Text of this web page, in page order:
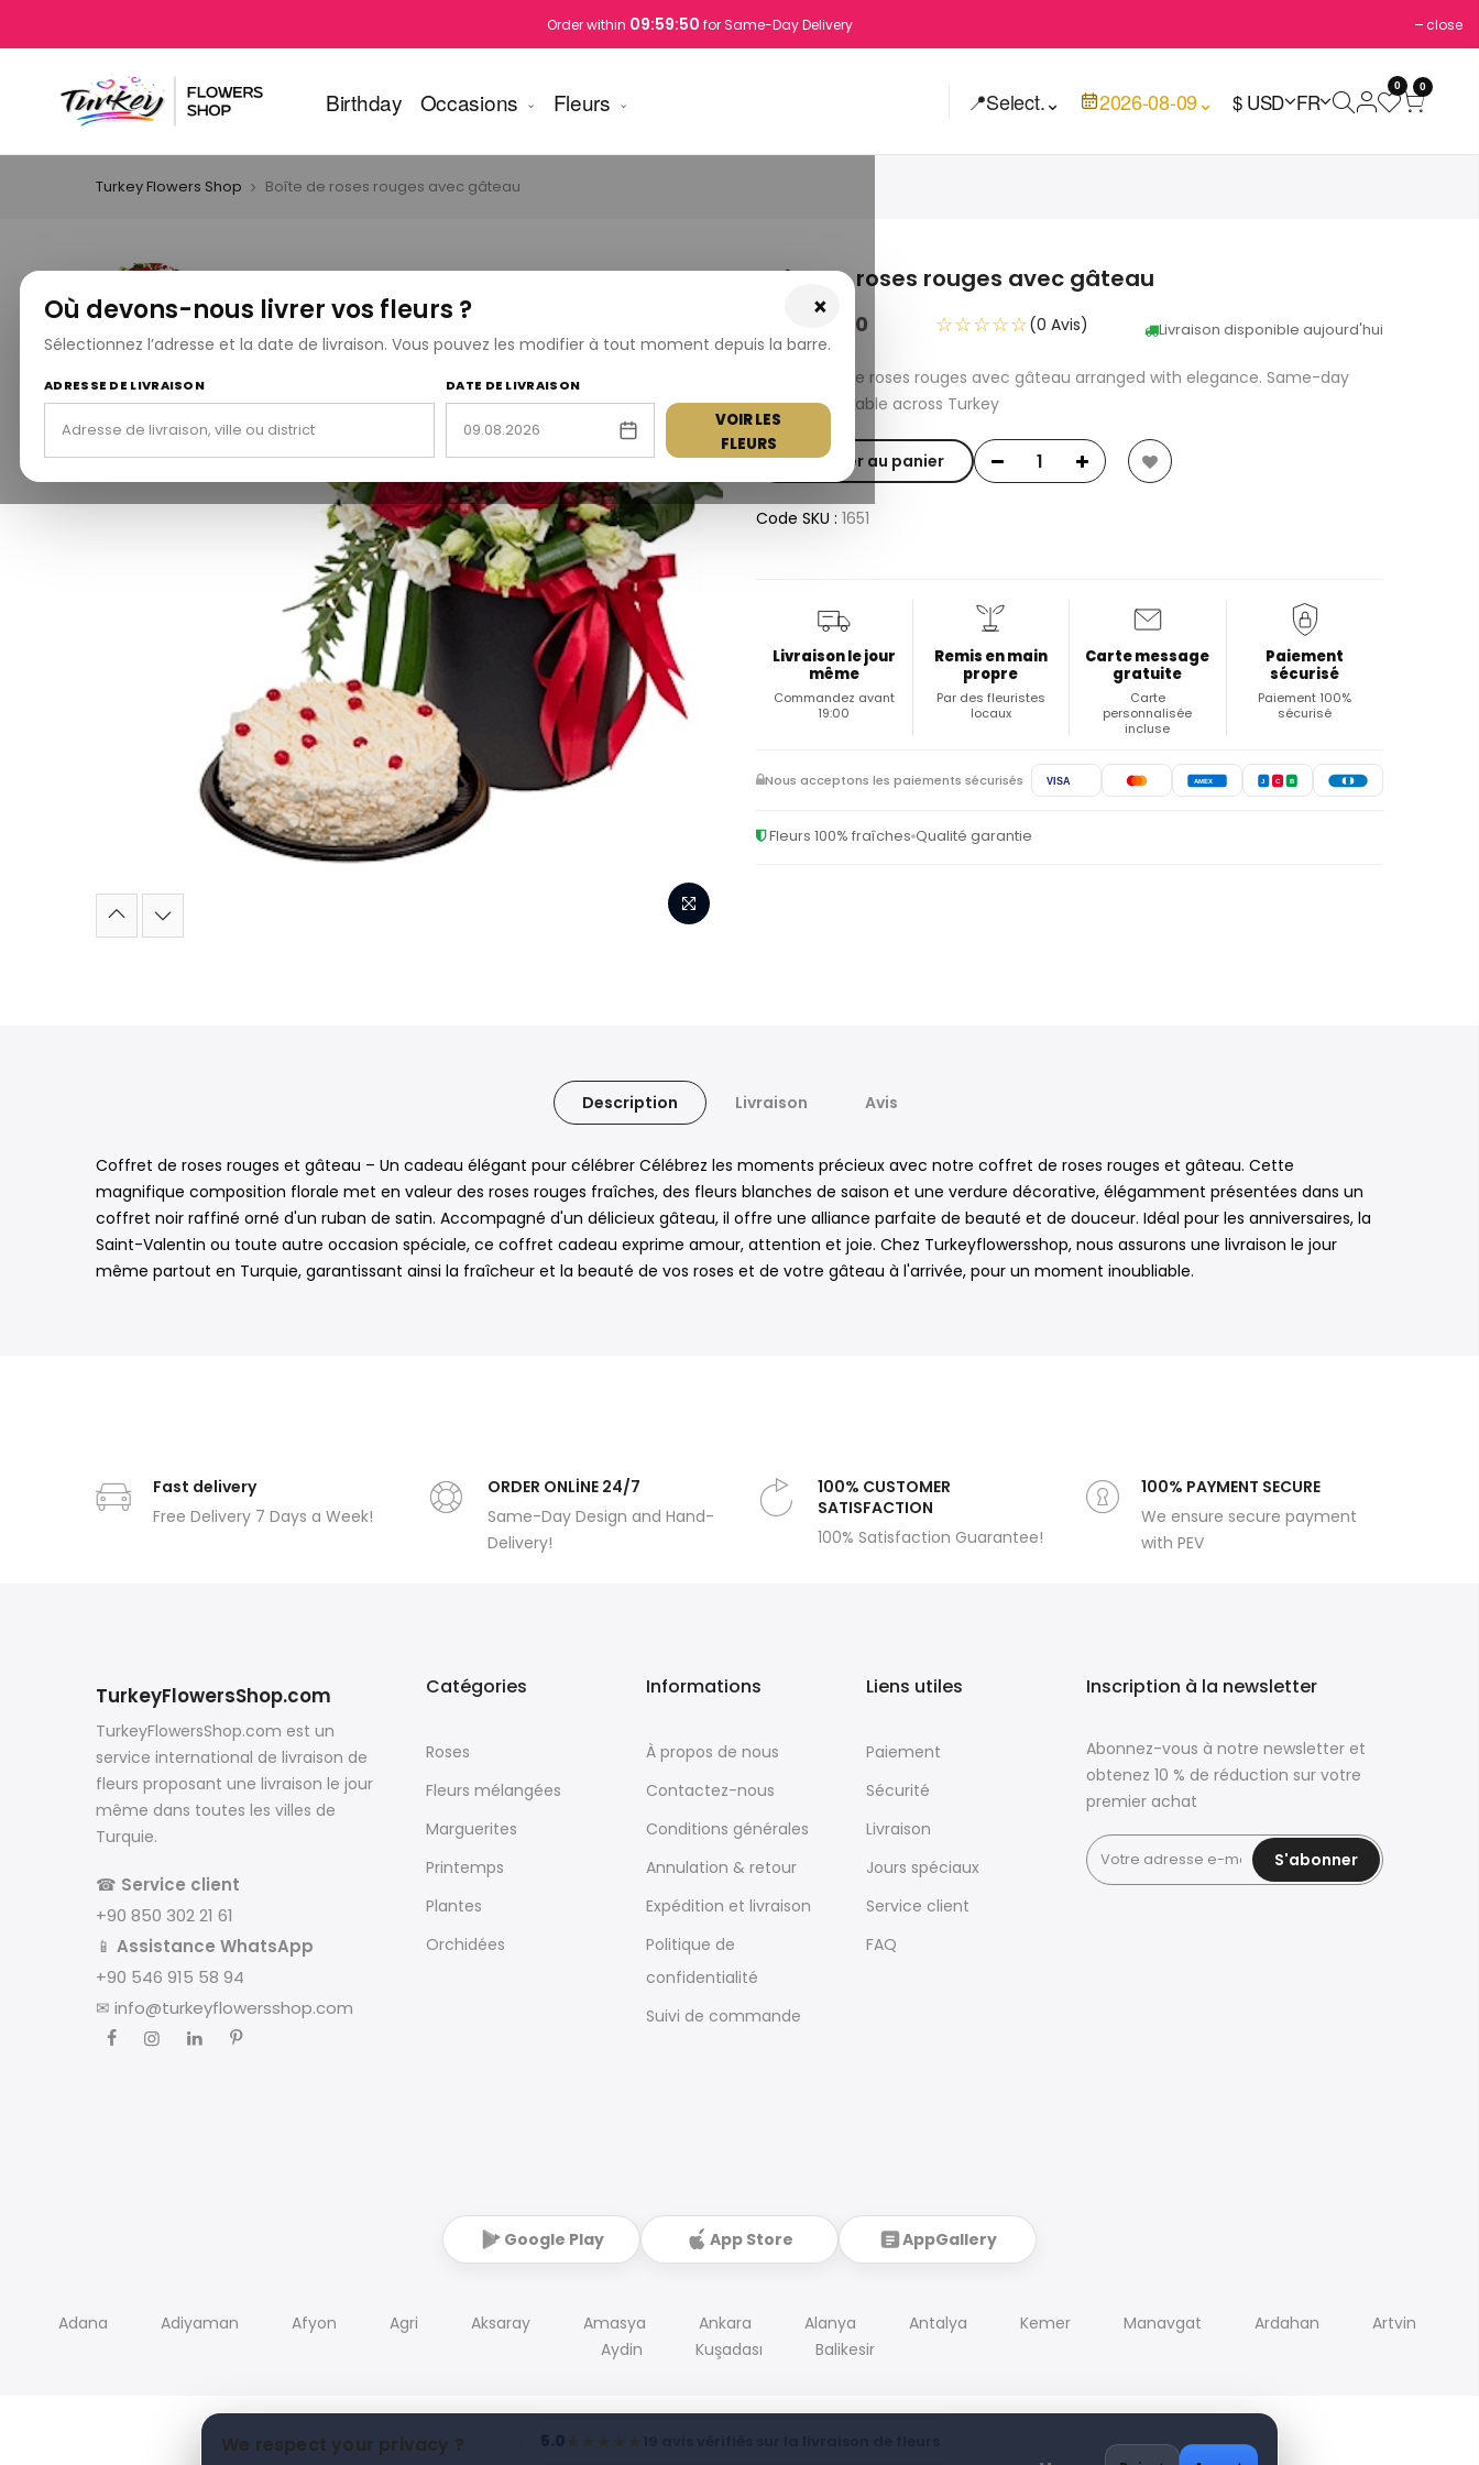
We respect your privacy ?
Order within 09:59:49 for Same-Day Delivery close
Birthday Occasions Fleurs 📍Select.⌄ 2026-08-09⌄ $ USD FR
0 0
×
Où devons-nous livrer vos fleurs ?
Sélectionnez l’adresse et la date de livraison. Vous pouvez les modifier à tout moment depuis la barre.
ADRESSE DE LIVRAISON DATE DE LIVRAISON
VOIR LES
FLEURS
Turkey Flowers Shop Boîte de roses rouges avec gâteau
Boîte de roses rouges avec gâteau
USD 140.00 Livraison disponible aujourd'hui
☆☆☆☆☆(0 Avis)
Fresh Boîte de roses rouges avec gâteau arranged with elegance. Same-day
delivery available across Turkey
Ajouter au panier
Code SKU : 1651
Livraison le jour
même
Commandez avant
19:00
Remis en main
propre
Par des fleuristes
locaux
Carte message
gratuite
Carte
personnalisée
incluse
Paiement
sécurisé
Paiement 100%
sécurisé
Nous acceptons les paiements sécurisés VISA AMEX J C B
Fleurs 100% fraîches Qualité garantie
Description Livraison Avis
Coffret de roses rouges et gâteau – Un cadeau élégant pour célébrer Célébrez les moments précieux avec notre coffret de roses rouges et gâteau. Cette
magnifique composition florale met en valeur des roses rouges fraîches, des fleurs blanches de saison et une verdure décorative, élégamment présentées dans un
coffret noir raffiné orné d'un ruban de satin. Accompagné d'un délicieux gâteau, il offre une alliance parfaite de beauté et de douceur. Idéal pour les anniversaires, la
Saint-Valentin ou toute autre occasion spéciale, ce coffret cadeau exprime amour, attention et joie. Chez Turkeyflowersshop, nous assurons une livraison le jour
même partout en Turquie, garantissant ainsi la fraîcheur et la beauté de vos roses et de votre gâteau à l'arrivée, pour un moment inoubliable.
Fast delivery
Free Delivery 7 Days a Week!
ORDER ONLİNE 24/7
Same-Day Design and Hand-
Delivery!
100% CUSTOMER
SATISFACTION
100% Satisfaction Guarantee!
100% PAYMENT SECURE
We ensure secure payment
with PEV
TurkeyFlowersShop.com
TurkeyFlowersShop.com est un
service international de livraison de
fleurs proposant une livraison le jour
même dans toutes les villes de
Turquie.
☎ Service client
+90 850 302 21 61
📱 Assistance WhatsApp
+90 546 915 58 94
✉ info@turkeyflowersshop.com
Catégories
Roses
Fleurs mélangées
Marguerites
Printemps
Plantes
Orchidées
Informations
À propos de nous
Contactez-nous
Conditions générales
Annulation & retour
Expédition et livraison
Politique de
confidentialité
Suivi de commande
Liens utiles
Paiement
Sécurité
Livraison
Jours spéciaux
Service client
FAQ
Inscription à la newsletter
Abonnez-vous à notre newsletter et
obtenez 10 % de réduction sur votre
premier achat
S'abonner
Google Play App Store AppGallery
Adana Adiyaman Afyon Agri Aksaray Amasya Ankara Alanya Antalya Kemer Manavgat Ardahan
Artvin
Aydin
Kuşadası Balikesir
★★★★★